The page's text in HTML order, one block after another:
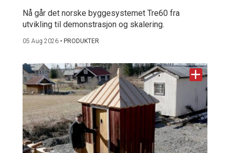
Nå går det norske byggesystemet Tre60 fra
utvikling til demonstrasjon og skalering.
05 Aug 2026 • PRODUKTER